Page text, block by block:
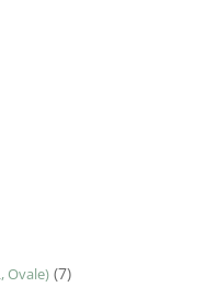
Ovale) 77